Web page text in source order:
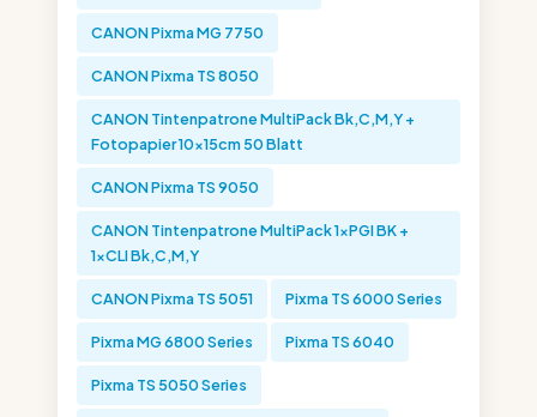
CANON Pixma MG 7750
CANON Pixma TS 8050
CANON Tintenpatrone MultiPack Bk,C,M,Y +
Fotopapier 10x15cm 50 Blatt
CANON Pixma TS 9050
CANON Tintenpatrone MultiPack 1xPGI BK +
1xCLI Bk,C,M,Y
CANON Pixma TS 5051 Pixma TS 6000 Series
Pixma MG 6800 Series Pixma TS 6040
Pixma TS 5050 Series